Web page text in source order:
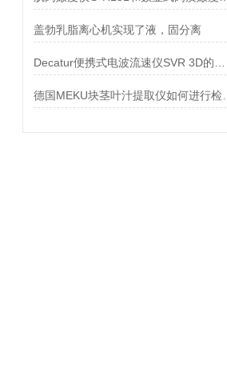
盖勃乳脂离心机实现了液，固分离